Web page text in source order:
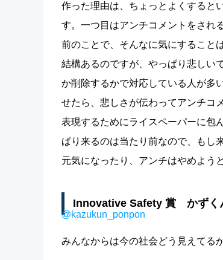
作った理由は、ちょっとよくすると
す。一つ目はアンチコメントをされ
前のことで、そんなに気にすること
結構あるのですが、やっぱり悲しい
か削除するかで対応している人が多
せたら、悲しさが伝わってアンチコ
表現するためにライスペーパーに包
ぱり来るのは当たり前なので、もし
元気になったり、アンチはやめよう
Innovative Safety 賞 かずく
@kazukun_ponpon
みんなからは今の社会どう見えてる